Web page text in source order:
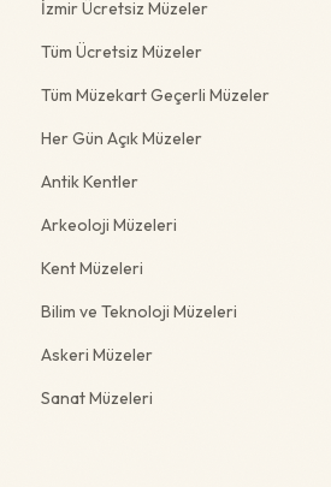
İzmir Ücretsiz Müzeler
Tüm Ücretsiz Müzeler
Tüm Müzekart Geçerli Müzeler
Her Gün Açık Müzeler
Antik Kentler
Arkeoloji Müzeleri
Kent Müzeleri
Bilim ve Teknoloji Müzeleri
Askeri Müzeler
Sanat Müzeleri